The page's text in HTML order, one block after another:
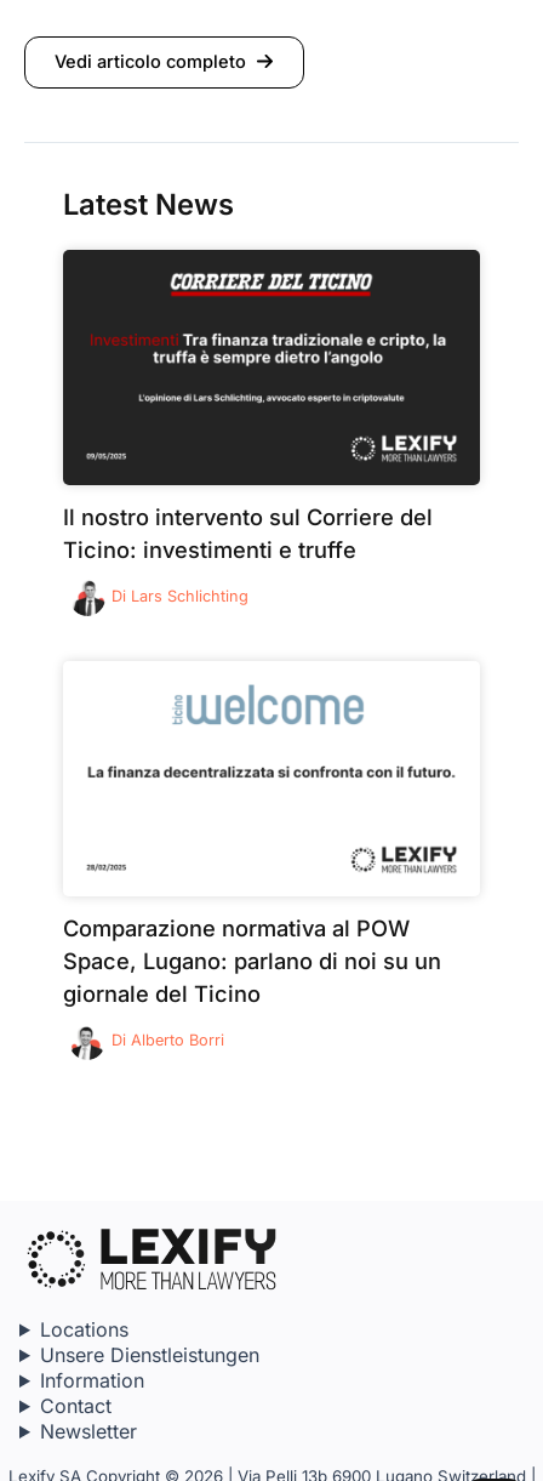
Vedi articolo completo
Latest News
Il nostro intervento sul Corriere del
Ticino: investimenti e truffe
Di Lars Schlichting
Comparazione normativa al POW
Space, Lugano: parlano di noi su un
giornale del Ticino
Di Alberto Borri
Locations
Unsere Dienstleistungen
Information
Contact
Newsletter
Lexify SA Copyright © 2026 | Via Pelli 13b 6900 Lugano Switzerland |